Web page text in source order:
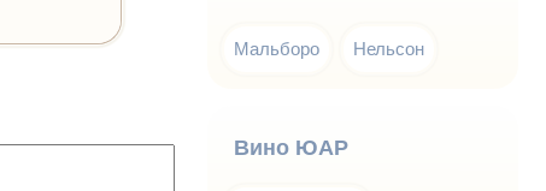
Мальборо Нельсон
Вино ЮАР